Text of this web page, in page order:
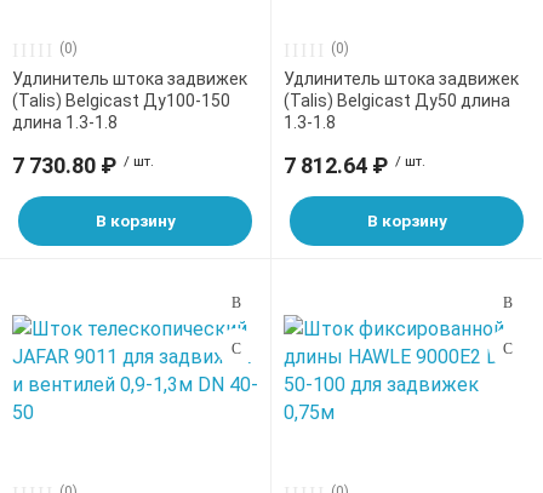
(0)
Удлинитель штока задвижек
(Talis) Belgicast Ду100-150
длина 1.3-1.8
7 730.80 ₽ / шт.
В корзину
(0)
Удлинитель штока задвижек
(Talis) Belgicast Ду50 длина
1.3-1.8
7 812.64 ₽ / шт.
В корзину